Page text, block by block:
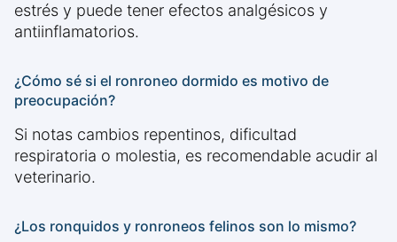
estrés y puede tener efectos analgésicos y
antiinflamatorios.
¿Cómo sé si el ronroneo dormido es motivo de
preocupación?
Si notas cambios repentinos, dificultad
respiratoria o molestia, es recomendable acudir al
veterinario.
¿Los ronquidos y ronroneos felinos son lo mismo?